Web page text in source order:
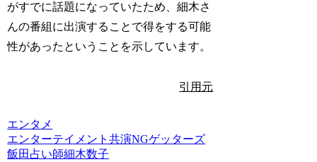
がすでに話題になっていたため、細木さ
んの番組に出演することで得をする可能
性があったということを示しています。
引用元
エンタメ
エンターテイメント共演NGゲッターズ
飯田 占い師細木数子